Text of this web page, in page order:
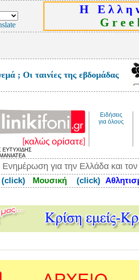
Η Ε λ λ η
G r e e
; Οι ταινίες της εβδομάδας
Ειδήσεις
για όλους
ΕΥΤΥΧΙΔΗΣ
ΜΑΝΙΑΤΕΑ
Ενημέρωση για την Ελλάδα και
(click) Μουσική (click)